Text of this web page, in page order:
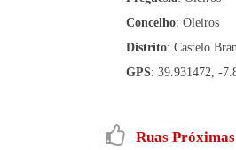
Concelho: Oleiros
Distrito: Castelo
GPS: 39.931472, -
Ruas Próximas